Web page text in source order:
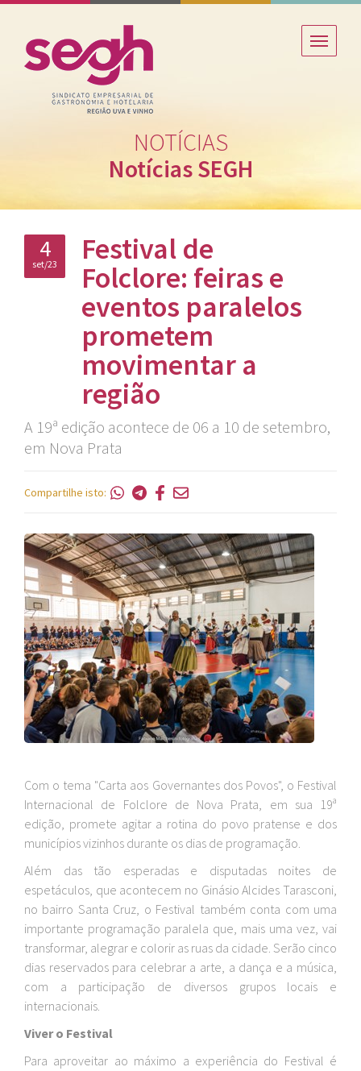
NOTÍCIAS
Notícias SEGH
4
set/23
Festival de
Folclore: feiras e
eventos paralelos
prometem
movimentar a
região
A 19ª edição acontece de 06 a 10 de setembro,
em Nova Prata
Compartilhe isto:
Com o tema "Carta aos Governantes dos Povos", o Festival
Internacional de Folclore de Nova Prata, em sua 19ª
edição, promete agitar a rotina do povo pratense e dos
municípios vizinhos durante os dias de programação.
Além das tão esperadas e disputadas noites de
espetáculos, que acontecem no Ginásio Alcides Tarasconi,
no bairro Santa Cruz, o Festival também conta com uma
importante programação paralela que, mais uma vez, vai
transformar, alegrar e colorir as ruas da cidade. Serão cinco
dias reservados para celebrar a arte, a dança e a música,
com a participação de diversos grupos locais e
internacionais.
Viver o Festival
Para aproveitar ao máximo a experiência do Festival é